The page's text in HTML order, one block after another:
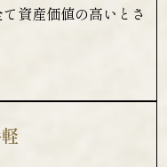
資産価値の高いとさ